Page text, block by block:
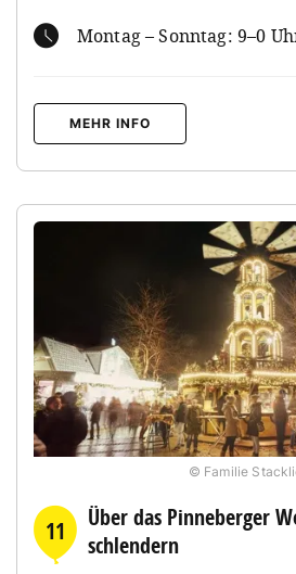
Montag – Sonntag: 9–0
MEHR INFO
© Familie
11
Über das Pinneberger
schlendern